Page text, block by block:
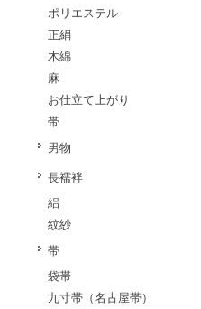
ポリエステル
正絹
木綿
麻
お仕立て上がり
帯
男物
長襦袢
絽
紋紗
帯
袋帯
九寸帯（名古屋帯）